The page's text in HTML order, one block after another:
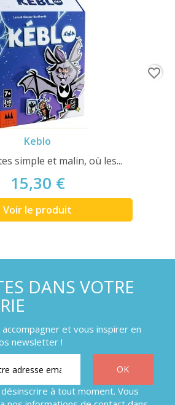
Keblo
simple et malin, où les...
15,30 €
Voir le produit
favorite_border
DANS VOTRE
et vous inspirer en
newsletter !
à tout moment. Vous